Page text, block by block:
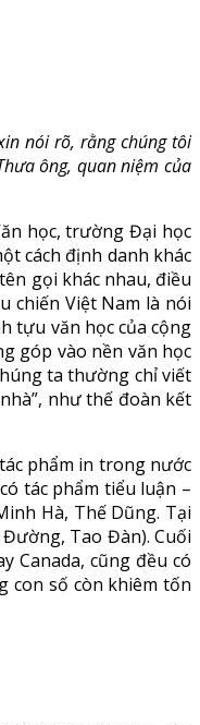
nói rõ, rằng chúng tôi
ông, quan niệm của
học, trường Đại học
cách định danh khác
gọi khác nhau, điều
chiến Việt Nam là nói
tựu văn học của cộng
góp vào nền văn học
ta thường chỉ viết
như thế đoàn kết
phẩm in trong nước
tác phẩm tiểu luận –
Hà, Thế Dũng. Tại
Tao Đàn). Cuối
Canada, cũng đều có
con số còn khiêm tốn